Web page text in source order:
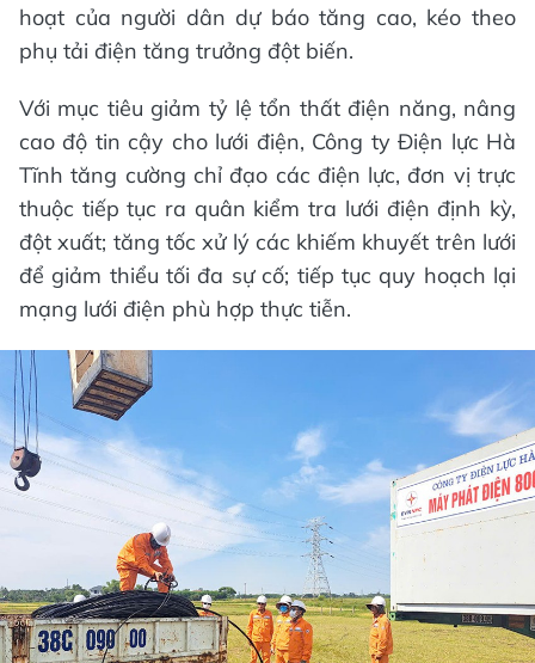
hoạt của người dân dự báo tăng cao, kéo theo
phụ tải điện tăng trưởng đột biến.
Với mục tiêu giảm tỷ lệ tổn thất điện năng, nâng
cao độ tin cậy cho lưới điện, Công ty Điện lực Hà
Tĩnh tăng cường chỉ đạo các điện lực, đơn vị trực
thuộc tiếp tục ra quân kiểm tra lưới điện định kỳ,
đột xuất; tăng tốc xử lý các khiếm khuyết trên lưới
để giảm thiểu tối đa sự cố; tiếp tục quy hoạch lại
mạng lưới điện phù hợp thực tiễn.